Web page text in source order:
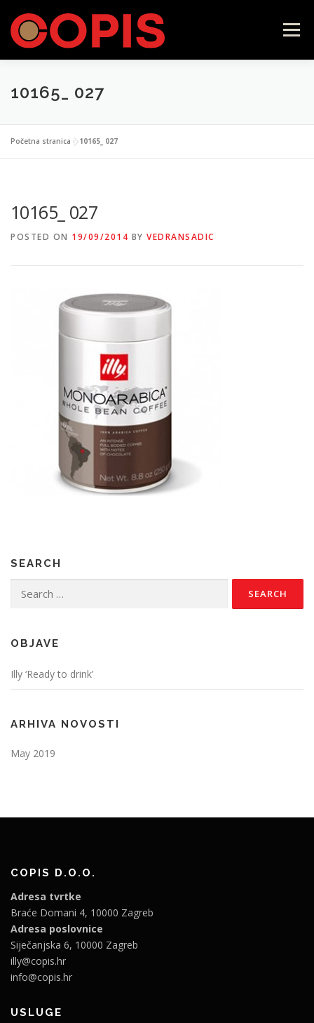
content
Menu
POČETNA LAVAZZA FIRMA
CAFFÉ VERGNANO
KONTAKT WEB SHOP
10165_ 027
Početna stranica »10165_ 027
10165_ 027
POSTED ON 19/09/2014 BY VEDRANSADIC
SEARCH
for:
OBJAVE
Illy ‘Ready to drink’
ARHIVA NOVOSTI
May 2019
COPIS D.O.O.
Adresa tvrtke
Braće Domani 4, 10000 Zagreb
Adresa poslovnice
Siječanjska 6, 10000 Zagreb
illy@copis.hr
info@copis.hr
USLUGE